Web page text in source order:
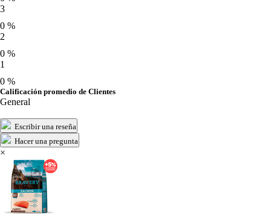
3
0 %
2
0 %
1
0 %
Calificación promedio de Clientes
General
Escribir una reseña
Hacer una pregunta
×